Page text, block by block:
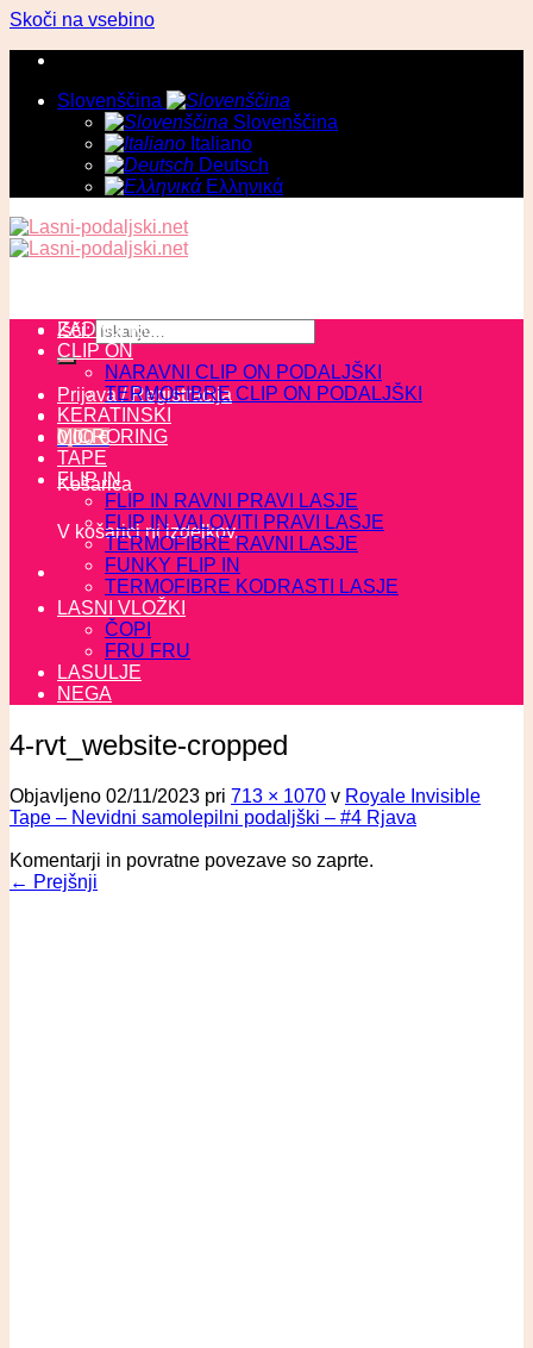
Skoči na vsebino
Slovenščina
Slovenščina
Italiano
Deutsch
Ελληνικά
Išči:
Prijava / Registracija
0,00€
Košarica
V košarici ni izdelkov.
ZADNJI KOSI
CLIP ON
NARAVNI CLIP ON PODALJŠKI
TERMOFIBRE CLIP ON PODALJŠKI
KERATINSKI
MICRORING
TAPE
FLIP IN
FLIP IN RAVNI PRAVI LASJE
FLIP IN VALOVITI PRAVI LASJE
TERMOFIBRE RAVNI LASJE
FUNKY FLIP IN
TERMOFIBRE KODRASTI LASJE
LASNI VLOŽKI
ČOPI
FRU FRU
LASULJE
NEGA
4-rvt_website-cropped
Objavljeno 02/11/2023 pri 713 × 1070 v Royale Invisible
Tape – Nevidni samolepilni podaljški – #4 Rjava
Komentarji in povratne povezave so zaprte.
← Prejšnji